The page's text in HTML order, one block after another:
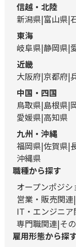
信越・北陸
新潟県 富山県
東海
岐阜県 静岡県
近畿
大阪府 京都府
中国・四国
鳥取県 島根県
愛媛県 高知県
九州・沖縄
福岡県 佐賀県
沖縄県
職種から探す
オープンポジ
営業・販売関連
IT・エンジニア
専門職関連 そ
雇用形態から探